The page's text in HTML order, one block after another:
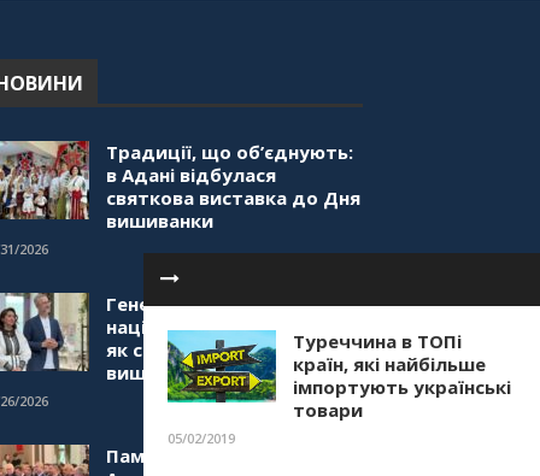
Туреччина в ТОПі
країн, які найбільше
імпортують українські
товари
05/02/2019
Традиції, що об’єднують:
в Адані відбулася
святкова виставка до Дня
вишиванки
2026
Генетичний код нашої
нації в серці Туреччини:
як святкували День
вишиванки в Анкарі
2026
Пам’ять єднає серця: в